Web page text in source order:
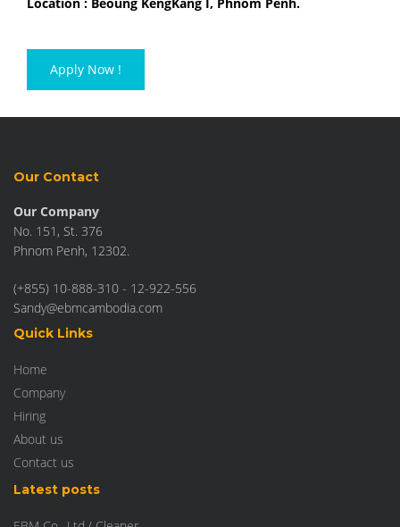
Apply Now !
Our Contact
Our Company
No. 151, St. 376
Phnom Penh, 12302.
(+855) 10-888-310 - 12-922-556
Sandy@ebmcambodia.com
Quick Links
Home
Company
Hiring
About us
Contact us
Latest posts